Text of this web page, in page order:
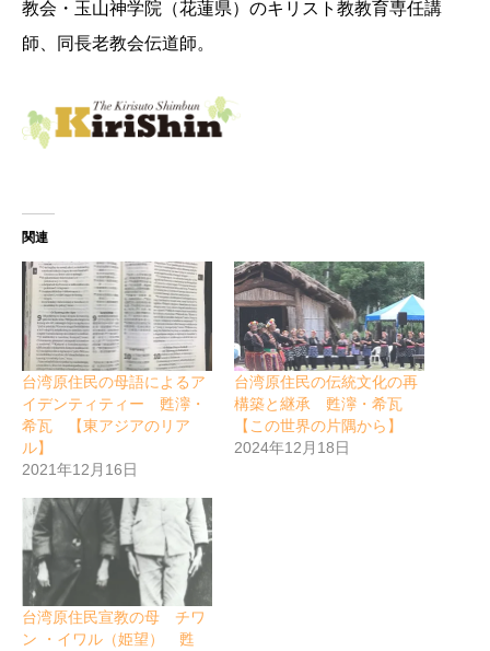
教会・玉山神学院（花蓮県）のキリスト教教育専任講
師、同長老教会伝道師。
関連
台湾原住民の母語によるア
イデンティティー 甦濘・
希瓦 【東アジアのリア
ル】
2021年12月16日
台湾原住民の伝統文化の再
構築と継承 甦濘・希瓦
【この世界の片隅から】
2024年12月18日
台湾原住民宣教の母 チワ
ン ・イワル（姫望） 甦